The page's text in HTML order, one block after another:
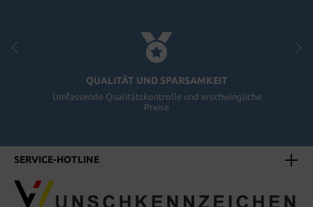
QUALITÄT UND SPARSAMKEIT
Umfassende Qualitätskontrolle und erschwingliche
Preise
SERVICE-HOTLINE